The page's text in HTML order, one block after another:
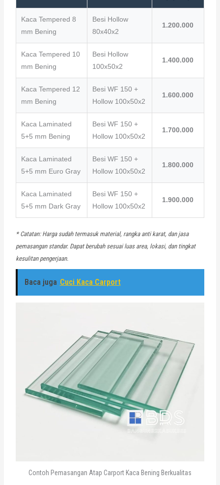
Kaca Tempered 8
mm Bening
Besi Hollow
80x40x2
1.200.000
Kaca Tempered 10
mm Bening
Besi Hollow
100x50x2
1.400.000
Kaca Tempered 12
mm Bening
Besi WF 150 +
Hollow 100x50x2
1.600.000
Kaca Laminated
5+5 mm Bening
Besi WF 150 +
Hollow 100x50x2
1.700.000
Kaca Laminated
5+5 mm Euro Gray
Besi WF 150 +
Hollow 100x50x2
1.800.000
Kaca Laminated
5+5 mm Dark Gray
Besi WF 150 +
Hollow 100x50x2
1.900.000
* Catatan: Harga sudah termasuk material, rangka anti karat, dan jasa
pemasangan standar. Dapat berubah sesuai luas area, lokasi, dan tingkat
kesulitan pengerjaan.
Baca juga Cuci Kaca Carport
Contoh Pemasangan Atap Carport Kaca Bening Berkualitas